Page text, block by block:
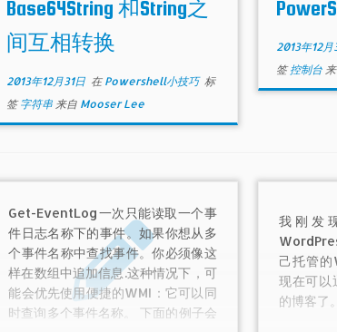
Base64String 和String之
间互相转换
2013年12月31日在 Powershell小技巧 标
签字符串 来自 Mooser Lee
2013年12月
签控制台
Get-EventLog一次只能读取一个事
件日志名称下的事件。如果你想从多
个事件名称中查找事件。你必须像这
样在数组中追加信息.这种情况下，可
能会优先使用便捷的WMI：它可以同
时查询多个事件名称。 下面的例子会
我刚发
己托管
现在可
的博客了。